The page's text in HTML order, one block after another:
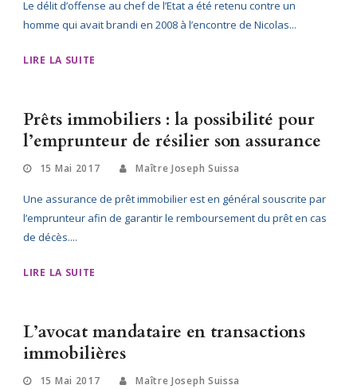
Le délit d’offense au chef de l’Etat a été retenu contre un
homme qui avait brandi en 2008 à l’encontre de Nicolas...
LIRE LA SUITE
Prêts immobiliers : la possibilité pour
l’emprunteur de résilier son assurance
15 Mai 2017 Maître Joseph Suissa
Une assurance de prêt immobilier est en général souscrite par
l’emprunteur afin de garantir le remboursement du prêt en cas
de décès....
LIRE LA SUITE
L’avocat mandataire en transactions
immobilières
15 Mai 2017 Maître Joseph Suissa